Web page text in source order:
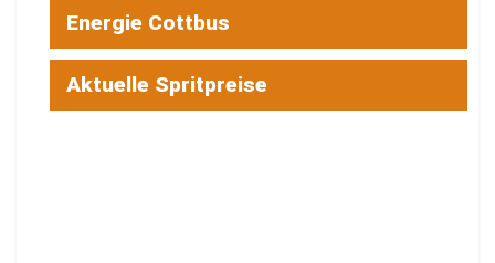
Energie Cottbus
Aktuelle Spritpreise